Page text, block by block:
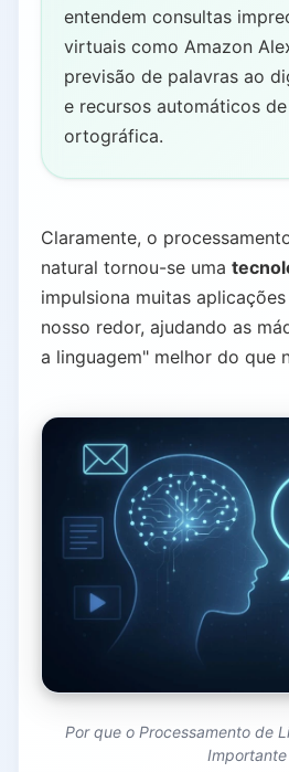
entendem consultas
virtuais como Amazon
previsão de palavras ao
e recursos automáticos
ortográfica.
Claramente, o
natural tornou-se uma
impulsiona muitas
nosso redor, ajudando as
a linguagem" melhor do que
Por que o Processamento de
Importante